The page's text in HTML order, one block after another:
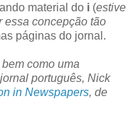
material do i (estive
essa concepção tão
páginas do jornal.
bem como uma
português, Nick
in Newspapers, de